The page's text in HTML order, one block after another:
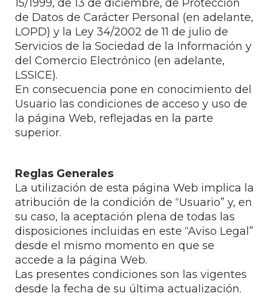
15/1999, de 13 de diciembre, de Protección
de Datos de Carácter Personal (en adelante,
LOPD) y la Ley 34/2002 de 11 de julio de
Servicios de la Sociedad de la Información y
del Comercio Electrónico (en adelante,
LSSICE).
En consecuencia pone en conocimiento del
Usuario las condiciones de acceso y uso de
la página Web, reflejadas en la parte
superior.
Reglas Generales
La utilización de esta página Web implica la
atribución de la condición de “Usuario” y, en
su caso, la aceptación plena de todas las
disposiciones incluidas en este “Aviso Legal”
desde el mismo momento en que se
accede a la página Web.
Las presentes condiciones son las vigentes
desde la fecha de su última actualización.